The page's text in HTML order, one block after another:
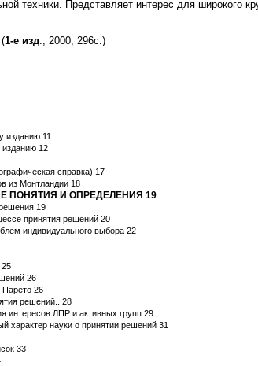
техники. Представляет интерес для широкого
(1-е изд ., 2000, 296с.)
изданию 11
12
справка) 17
из Монтландии 18
ПОНЯТИЯ И ОПРЕДЕЛЕНИЯ 19
19
принятия решений 20
индивидуального выбора 22
25
26
26
решений.. 28
интересов ЛПР и активных групп 29
характер науки о принятии решений 31
33